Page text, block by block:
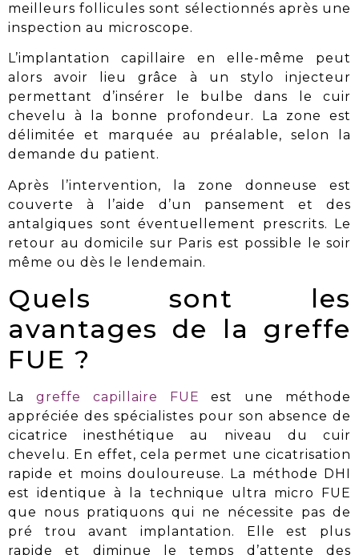
meilleurs follicules sont sélectionnés après une
inspection au microscope.
L’implantation capillaire en elle-même peut
alors avoir lieu grâce à un stylo injecteur
permettant d’insérer le bulbe dans le cuir
chevelu à la bonne profondeur. La zone est
délimitée et marquée au préalable, selon la
demande du patient.
Après l’intervention, la zone donneuse est
couverte à l’aide d’un pansement et des
antalgiques sont éventuellement prescrits. Le
retour au domicile sur Paris est possible le soir
même ou dès le lendemain.
Quels sont les
avantages de la greffe
FUE ?
La greffe capillaire FUE est une méthode
appréciée des spécialistes pour son absence de
cicatrice inesthétique au niveau du cuir
chevelu. En effet, cela permet une cicatrisation
rapide et moins douloureuse. La méthode DHI
est identique à la technique ultra micro FUE
que nous pratiquons qui ne nécessite pas de
pré trou avant implantation. Elle est plus
rapide et diminue le temps d’attente des